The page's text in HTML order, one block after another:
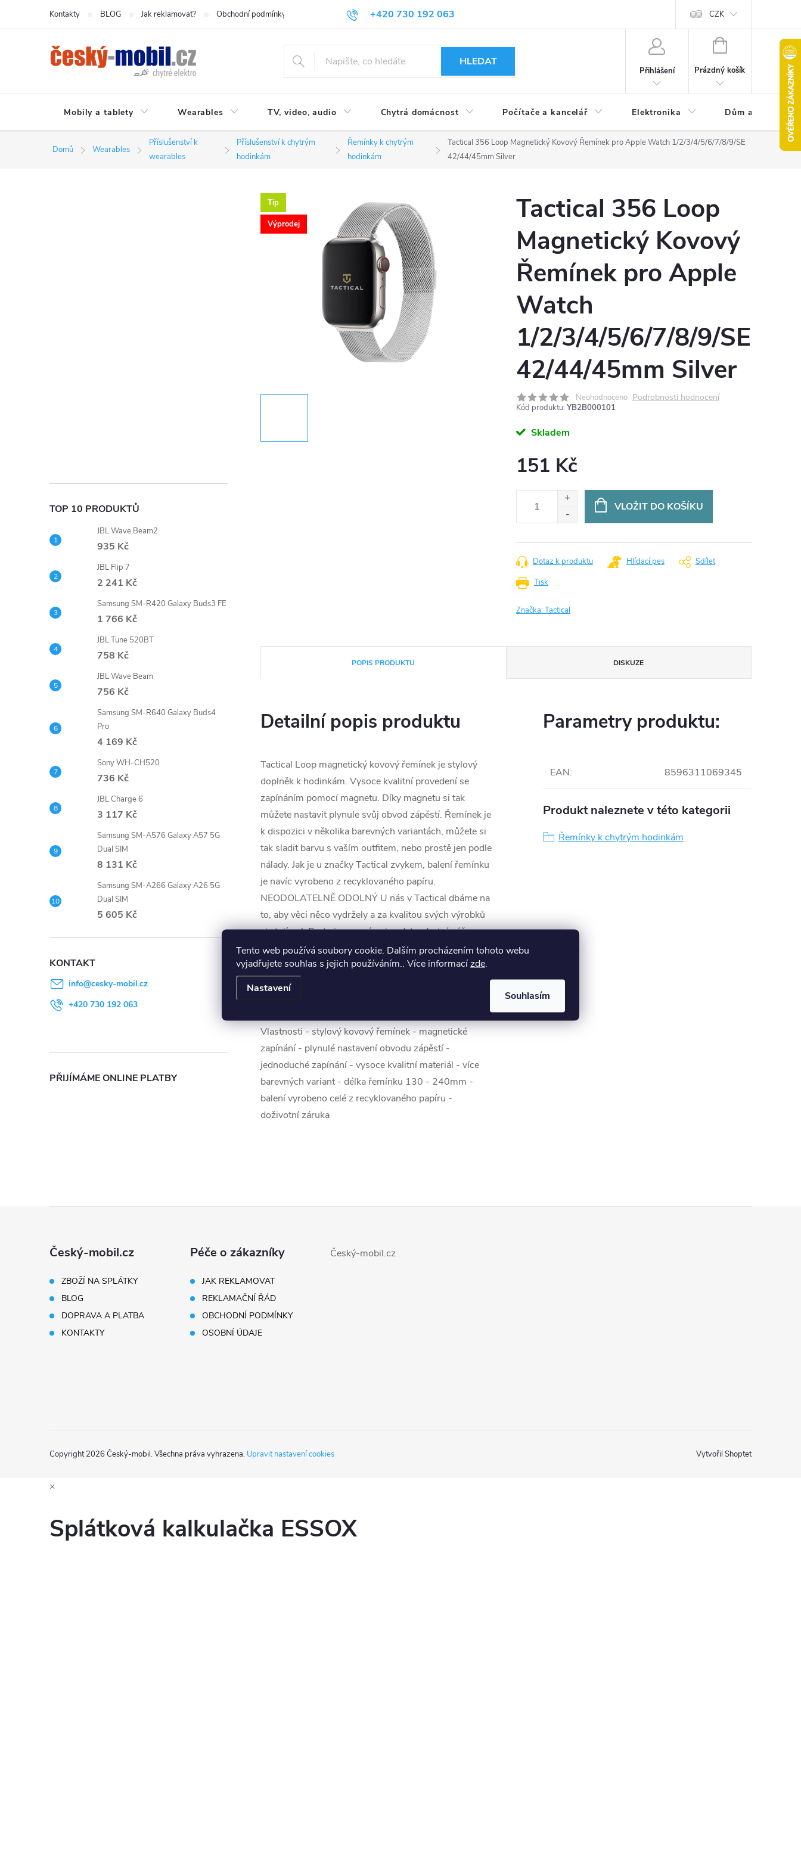
Tento web používá soubory cookie. Dalším procházením tohoto webu
vyjadřujete souhlas s jejich používáním.. Více informacízde.
Nastavení
Souhlasím
+420 730 192 063
Kontakty BLOG Jak reklamovat? Obchodní podmínky Podmínky ochrany osobních údajů CZK
HLEDAT
Přihlášení
NÁKUPNÍ
Prázdný košík
Mobily a tablety Wearables TV, video, audio Chytrá domácnost Počítače a kancelář Elektronika Dům a zahrada
Domů Wearables
Příslušenství k
wearables
Příslušenství k chytrým
hodinkám
Řemínky k chytrým
hodinkám
Tactical 356 Loop Magnetický Kovový Řemínek pro Apple Watch 1/2/3/4/5/6/7/8/9/SE
42/44/45mm Silver
p
a
n
e
TOP 10 PRODUKTŮ
JBL Wave Beam2
935 Kč
JBL Flip 7
2 241 Kč
Samsung SM-R420 Galaxy Buds3 FE
1 766 Kč
JBL Tune 520BT
758 Kč
JBL Wave Beam
756 Kč
Samsung SM-R640 Galaxy Buds4
Pro
4 169 Kč
Sony WH-CH520
736 Kč
JBL Charge 6
3 117 Kč
Samsung SM-A576 Galaxy A57 5G
Dual SIM
8 131 Kč
Samsung SM-A266 Galaxy A26 5G
Dual SIM
5 605 Kč
KONTAKT
info@cesky-mobil.cz
+420 730 192 063
PŘIJÍMÁME ONLINE PLATBY
Tip
Výprodej
Tactical 356 Loop
Magnetický Kovový
Řemínek pro Apple
Watch
1/2/3/4/5/6/7/8/9/SE
42/44/45mm Silver
Neohodnoceno Podrobnosti hodnocení
Kód produktu: YB2B000101
Skladem
151 Kč
VLOŽIT DO KOŠÍKU
Tisk
Dotaz k produktu Hlídací pes Sdílet
Značka:Tactical
POPIS PRODUKTU DISKUZE
Detailní popis produktu
Tactical Loop magnetický kovový řemínek je stylový
doplněk k hodinkám. Vysoce kvalitní provedení se
zapínáním pomocí magnetu. Díky magnetu si tak
můžete nastavit plynule svůj obvod zápěstí. Řemínek je
k dispozici v několika barevných variantách, můžete si
tak sladit barvu s vaším outfitem, nebo prostě jen podle
nálady. Jak je u značky Tactical zvykem, balení řemínku
je navíc vyrobeno z recyklovaného papíru.
NEODOLATELNĚ ODOLNÝ U nás v Tactical dbáme na
to, aby věci něco vydržely a za kvalitou svých výrobků
si stojíme! Proto jsme v rámci nadstandartní péče
Tactical schopni na tento produkt nabídnout
DOŽIVOTNÍ ZÁRUKU. BE ECO My v Tactical máme
rádi přírodu. Všechny naše produkty jsou balené do
Vlastnosti - stylový kovový řemínek - magnetické
zapínání - plynulé nastavení obvodu zápěstí -
jednoduché zapínání - vysoce kvalitní materiál - více
barevných variant - délka řemínku 130 - 240mm -
balení vyrobeno celé z recyklovaného papíru -
doživotní záruka
Parametry produktu:
EAN: 8596311069345
Produkt naleznete v této kategorii
Řemínky k chytrým hodinkám
Český-mobil.cz
ZBOŽÍ NA SPLÁTKY
BLOG
DOPRAVA A PLATBA
KONTAKTY
Péče o zákazníky
JAK REKLAMOVAT
REKLAMAČNÍ ŘÁD
OBCHODNÍ PODMÍNKY
OSOBNÍ ÚDAJE
Český-mobil.cz
Vytvořil Shoptet
Copyright 2026 Český-mobil. Všechna práva vyhrazena. Upravit nastavení cookies
×
Splátková kalkulačka ESSOX